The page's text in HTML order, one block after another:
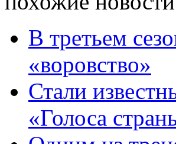
В третьем
«воровство»
Стали
«Голоса